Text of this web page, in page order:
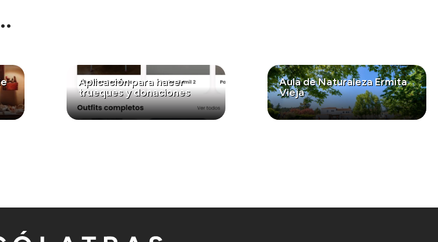
Aplicación para hacer
trueques y donaciones
Aula de Naturaleza Ermita
Vieja